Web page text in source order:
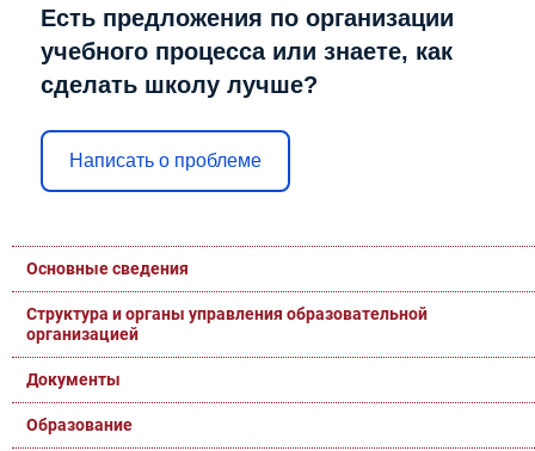
Есть предложения по организации
учебного процесса или знаете, как
сделать школу лучше?
Написать о проблеме
Основные сведения
Структура и органы управления образовательной
организацией
Документы
Образование